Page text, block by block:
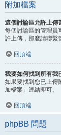
附加檔案
這個討論區允許上傳
每個討論區的管理員
許上傳，那麼請聯繫
回頂端
我要如何找到所有我
如果要找到您已上傳
加檔案」連結即可。
回頂端
phpBB 問題